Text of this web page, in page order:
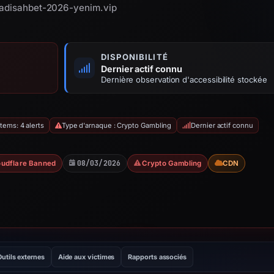
2026-yenim.vip
DISPONIBILITÉ
Dernier actif connu
Dernière observation d'accessibilité stockée
4 alerts Type d'arnaque : Crypto Gambling Dernier actif connu
Banned 08/03/2026 Crypto Gambling CDN
externes Aide aux victimes Rapports associés